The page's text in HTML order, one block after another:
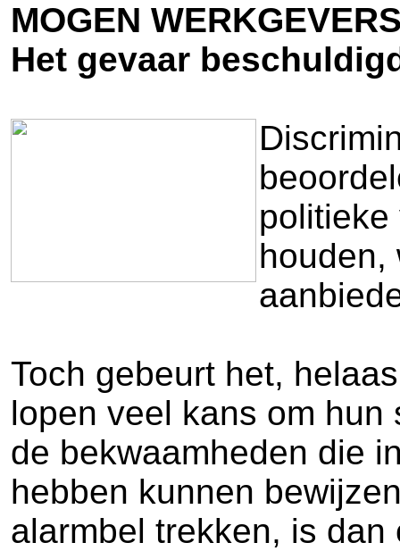
MOGEN
Het gevaar
houden,
Toch gebeurt het,
lopen veel kans om
de bekwaamheden die
hebben kunnen
alarmbel trekken, is